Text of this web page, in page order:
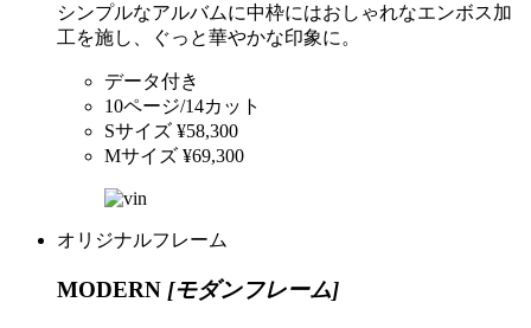
シンプルなアルバムに中枠にはおしゃれなエンボス加
工を施し、ぐっと華やかな印象に。
データ付き
10ページ/14カット
Sサイズ ¥58,300
Mサイズ ¥69,300
オリジナルフレーム
MODERN [モダンフレーム]